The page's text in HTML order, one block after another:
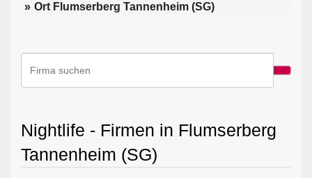
Ort Flumserberg Tannenheim (SG)
Nightlife - Firmen in Flumserberg
Tannenheim (SG)